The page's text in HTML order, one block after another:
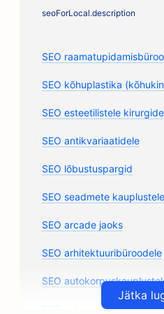
seoForLocal.description
SEO
SEO kõhuplastika
SEO esteetilistele
SEO antikvariaatidele
SEO lõbustuspargid
SEO seadmete kauplustele
SEO arcade jaoks
SEO arhitektuuribüroodele
SEO
SEO autoosade
Jätka